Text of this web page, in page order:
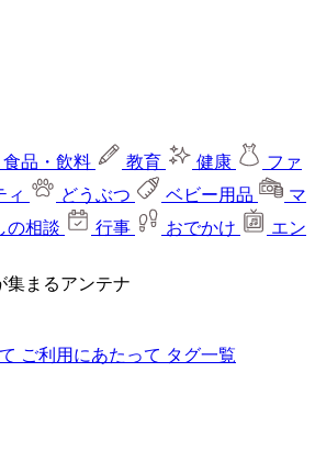
食品・飲料 教育 健康
ファ
ィ どうぶつ ベビー用品
マ
の相談 行事 おでかけ
エン
集まるアンテナ
ご利用にあたって タグ一覧